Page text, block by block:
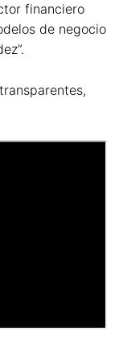
financiero
de negocio